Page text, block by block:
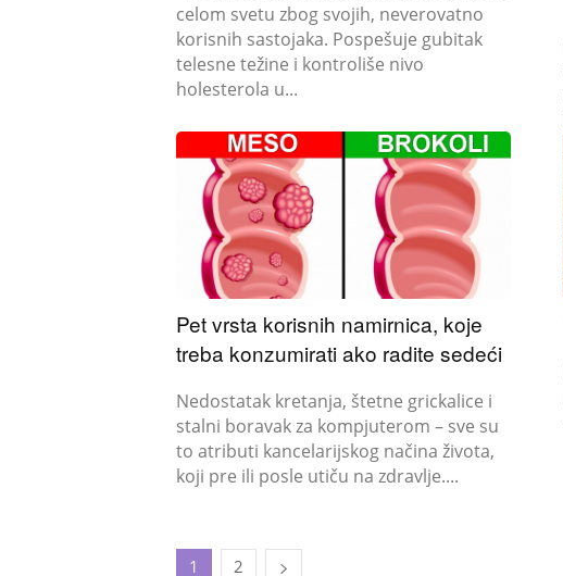
celom svetu zbog svojih, neverovatno
korisnih sastojaka. Pospešuje gubitak
telesne težine i kontroliše nivo
holesterola u...
Pet vrsta korisnih namirnica, koje
treba konzumirati ako radite sedeći
Nedostatak kretanja, štetne grickalice i
stalni boravak za kompjuterom – sve su
to atributi kancelarijskog načina života,
koji pre ili posle utiču na zdravlje....
1 2